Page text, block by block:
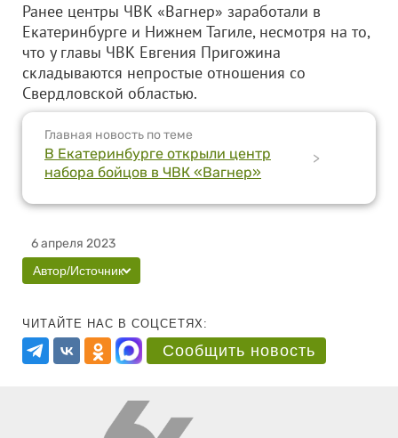
Ранее центры ЧВК «Вагнер» заработали в
Екатеринбурге и Нижнем Тагиле, несмотря на то,
что у главы ЧВК Евгения Пригожина
складываются непростые отношения со
Свердловской областью.
Главная новость по теме
В Екатеринбурге открыли центр
набора бойцов в ЧВК «Вагнер»
>
6 апреля 2023
Автор/Источник
ЧИТАЙТЕ НАС В СОЦСЕТЯХ:
Сообщить новость